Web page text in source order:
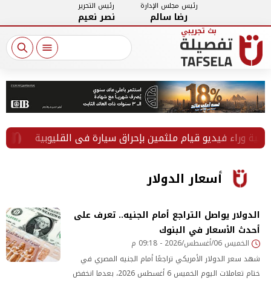
رئيس مجلس الإدارة
رضا سالم
رئيس التحرير
نصر نعيم
فيديو قيام ملثمين بإحراق سيارة في القليوبية
أسعار الدولار
الدولار يواصل التراجع أمام الجنيه.. تعرف على
أحدث الأسعار في البنوك
الخميس 06/أغسطس/2026 - 09:18 م
شهد سعر الدولار الأمريكي تراجعًا أمام الجنيه المصري في
ختام تعاملات اليوم الخميس 6 أغسطس 2026، بعدما انخفض